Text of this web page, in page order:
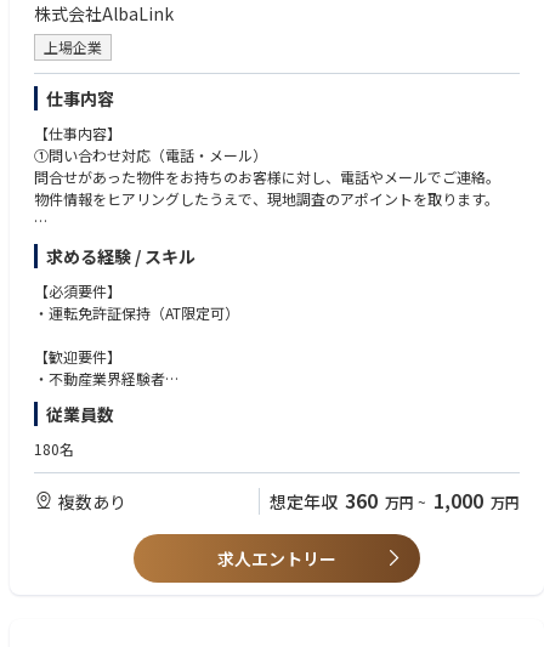
株式会社AlbaLink
上場企業
仕事内容
【仕事内容】
①問い合わせ対応（電話・メール）
問合せがあった物件をお持ちのお客様に対し、電話やメールでご連絡。
物件情報をヒアリングしたうえで、現地調査のアポイントを取ります。
②現地調査、査定額の提示・調整
物件まで足を運び、自分の目で状態をチェックします。
総合的に判断し、査定額を決定してお客様へ提示します。
お客様にご納得いただけたら、買い取りに関する契約を結びます。
権利調整やリフォームなど、あらゆる方法を駆使して、不動産の価値を高
めます。
販売活動は自社販売、仲介業者経由等営業マンが決定します。
求める経験 / スキル
【必須要件】
・運転免許証保持（AT限定可）
【歓迎要件】
・不動産業界経験者
└仲介/売買/管理/賃貸は問いません
・宅建資格保持者
・全国転勤可能な方
【求める人物像】
・目的志向で、ゴールを立て現状とのギャップを把握して解消してこられ
・大きな裁量である環境で、スピーディーに成長したい方
・自ら考えて実行し、成果を追求できる方
従業員数
180名
複数あり 想定年収 360 万円 ~ 1,000 万円
求人エントリー